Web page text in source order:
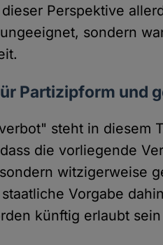
Perspektive
sondern
Partizipform und
steht in diesem
die vorliegende
witzigerweise
Vorgabe
künftig erlaubt